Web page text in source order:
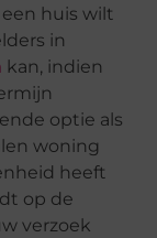
huis wilt
in
kan, indien
optie als
woning
heeft
op de
verzoek